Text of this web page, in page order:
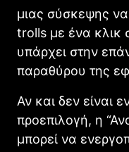
μιας σύσκεψης
trolls με ένα κλικ
υπάρχει στην
παραθύρου της
Αν και δεν είναι
προεπιλογή, η
μπορεί να